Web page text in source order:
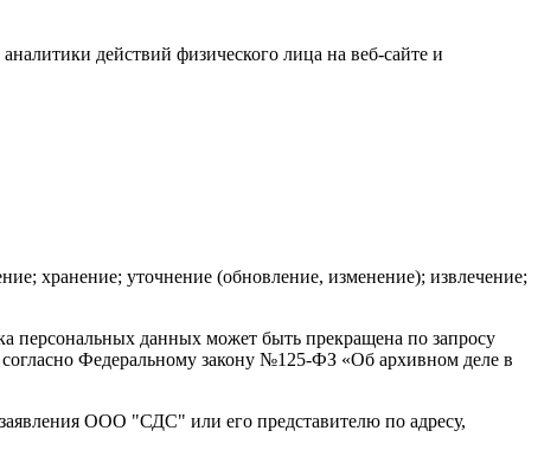
действий физического лица на веб-сайте и
хранение; уточнение (обновление, изменение); извлечение;
персональных данных может быть прекращена по запросу
Федеральному закону №125-ФЗ «Об архивном деле в
ООО "СДС" или его представителю по адресу,